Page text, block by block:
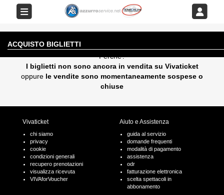
ACQUISTO BIGLIETTI
EVENTO AL MOMENTO NON DISPONIBILE
Perchè?
I biglietti non sono ancora in vendita su Vivaticket
oppure le vendite sono momentaneamente sospese o
chiuse
Vivaticket
chi siamo
privacy
cookie
condizioni generali
recupero prenotazioni
visualizza ricevuta
VIVAforVoucher
Aiuto e Assistenza
guida al servizio
domande frequenti
modalità di pagamento
assistenza
odr
fatturazione elettronica
scelta spettacoli in
abbonamento